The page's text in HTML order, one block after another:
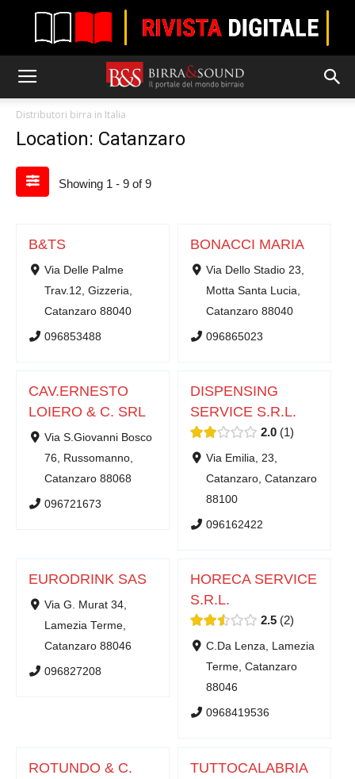
Distributori birra in Italia
Location: Catanzaro
Showing 1 - 9 of 9
B&TS
Via Delle Palme
Trav.12, Gizzeria,
Catanzaro 88040
096853488
BONACCI MARIA
Via Dello Stadio 23,
Motta Santa Lucia,
Catanzaro 88040
096865023
CAV.ERNESTO
LOIERO & C. SRL
Via S.Giovanni Bosco
76, Russomanno,
Catanzaro 88068
096721673
DISPENSING
SERVICE S.R.L.
2.0 1
Via Emilia, 23,
Catanzaro, Catanzaro
88100
096162422
EURODRINK SAS
Via G. Murat 34,
Lamezia Terme,
Catanzaro 88046
096827208
HORECA SERVICE
S.R.L.
2.5 2
C.Da Lenza, Lamezia
Terme, Catanzaro
88046
0968419536
ROTUNDO & C.
TUTTOCALABRIA